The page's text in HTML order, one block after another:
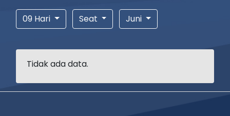
09 Hari Seat Juni
Tidak ada data.